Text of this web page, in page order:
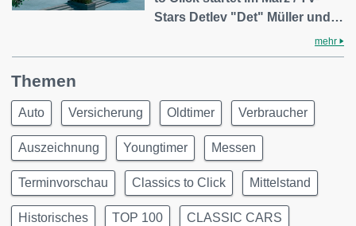
Stars Detlev "Det" Müller und…
mehr
Themen
Auto Versicherung Oldtimer Verbraucher
Auszeichnung Youngtimer Messen
Terminvorschau Classics to Click Mittelstand
Historisches TOP 100 CLASSIC CARS